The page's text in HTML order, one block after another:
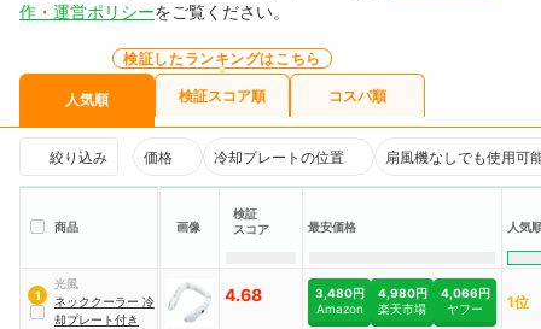
作・運営ポリシーをご覧ください。
人気順
検証したランキングはこちら
検証スコア順 コスパ順
絞り込み 価格 冷却プレートの位置 扇風機なしでも使用可
商品 画像
検証
スコア
最安価格 人気
1
光風
ネッククーラー 冷
却プレート付き
4.68
3,480円
Amazon
4,980円
楽天市場
4,066円
ヤフー
1位